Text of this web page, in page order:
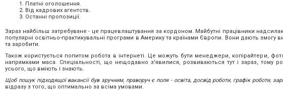
Платні оголошення.
Від кадрових агентств.
Останні пропозиції.
Зараз найбільш затребуване - це працевлаштування за кордоном. Майбутні працівники
популярні освітньо-практикувальні програми в Америку та країнами Європи. Вони дають змогу
та заробити.
Також користується попитом робота в інтернеті. Це можуть бути менеджери, копірайтери,
напрямками маса. Спеціальності, що нещодавно з'явилися, розвиваються тут і зараз, тому
усього, що вміють і знають.
Щоб пошук підходящої вакансії був зручним, праворуч є поля - освіта, досвід роботи, графік роботи,
відразу з того, що оптимально за всіма умовами.